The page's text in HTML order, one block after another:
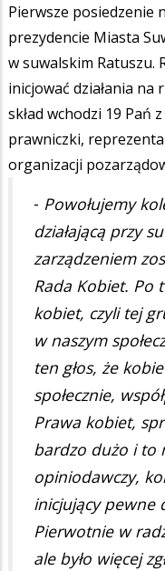
Pierwsze posiedzenie
prezydencie Miasta
w suwalskim Ratuszu.
inicjować działania na
skład wchodzi 19 Pań
prawniczki,
organizacji
- Powołujemy
działającą przy
zarządzeniem
Rada Kobiet. Po
kobiet, czyli tej
w naszym
ten głos, że
społecznie,
Prawa kobiet,
bardzo dużo i to
opiniodawczy,
inicjujący pewne
Pierwotnie w
ale było więcej